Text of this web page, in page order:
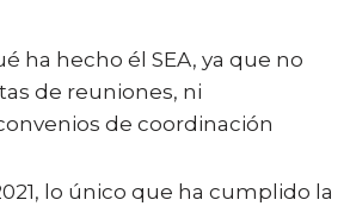
ha hecho él SEA, ya que no
de reuniones, ni
de coordinación
lo único que ha cumplido la